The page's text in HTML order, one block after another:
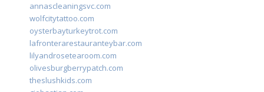
annascleaningsvc.com
wolfcitytattoo.com
oysterbayturkeytrot.com
lafronterarestauranteybar.com
lilyandrosetearoom.com
olivesburgberrypatch.com
theslushkids.com